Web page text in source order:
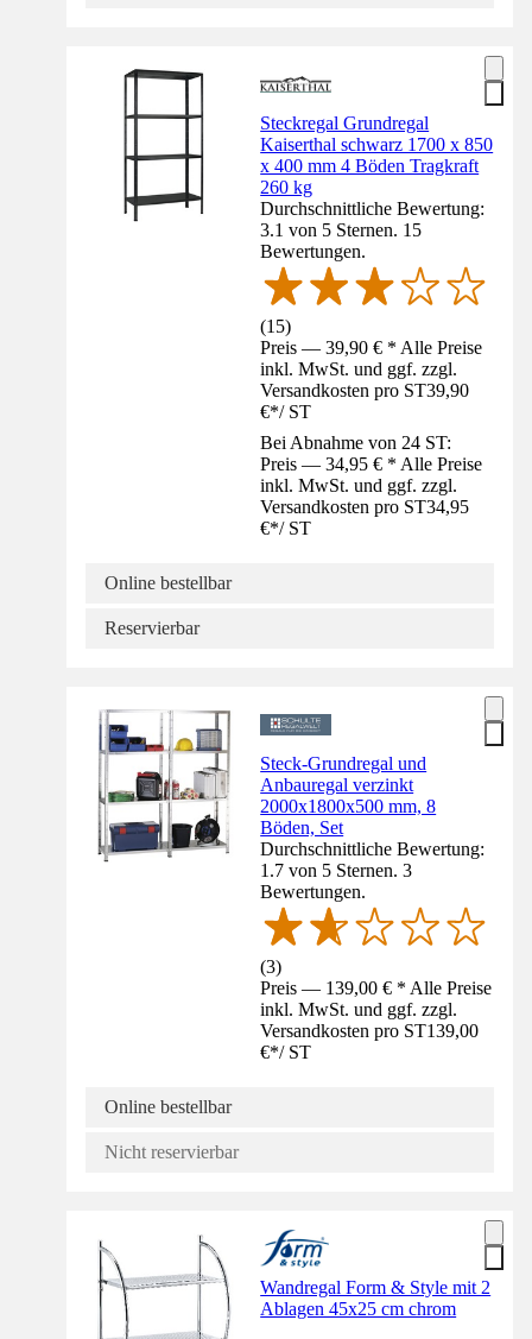
Steckregal Grundregal
Kaiserthal schwarz 1700 x 850
x 400 mm 4 Böden Tragkraft
260 kg
Durchschnittliche Bewertung:
3.1 von 5 Sternen. 15
Bewertungen.
(15)
Preis — 39,90 € * Alle Preise
inkl. MwSt. und ggf. zzgl.
Versandkosten pro ST39,90
€*/ ST
Bei Abnahme von 24 ST:
Preis — 34,95 € * Alle Preise
inkl. MwSt. und ggf. zzgl.
Versandkosten pro ST34,95
€*/ ST
Online bestellbar
Reservierbar
Steck-Grundregal und
Anbauregal verzinkt
2000x1800x500 mm, 8
Böden, Set
Durchschnittliche Bewertung:
1.7 von 5 Sternen. 3
Bewertungen.
(3)
Preis — 139,00 € * Alle Preise
inkl. MwSt. und ggf. zzgl.
Versandkosten pro ST139,00
€*/ ST
Online bestellbar
Nicht reservierbar
Wandregal Form & Style mit 2
Ablagen 45x25 cm chrom